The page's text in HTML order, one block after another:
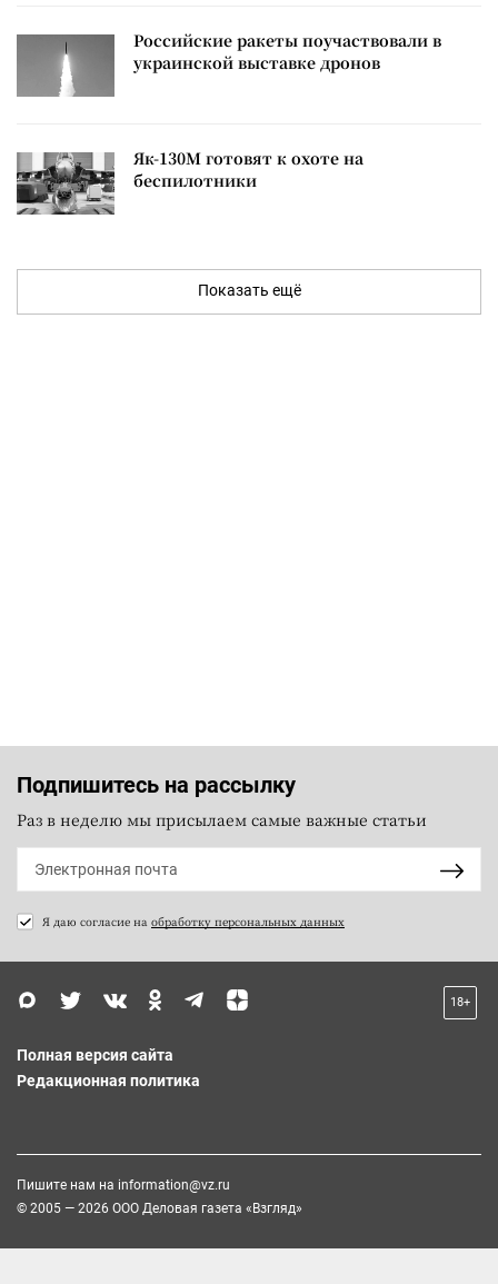
Российские ракеты поучаствовали в
украинской выставке дронов
Як-130М готовят к охоте на
беспилотники
Показать ещё
Подпишитесь на рассылку
Раз в неделю мы присылаем самые важные статьи
Я даю согласие на обработку персональных данных
18+
Полная версия сайта
Редакционная политика
Пишите нам на information@vz.ru
© 2005 — 2026 ООО Деловая газета «Взгляд»